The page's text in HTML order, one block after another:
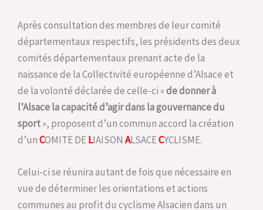
Après consultation des membres de leur comité
départementaux respectifs, les présidents des deux
comités départementaux prenant acte de la
naissance de la Collectivité européenne d’Alsace et
de la volonté déclarée de celle-ci «de donner à
l’Alsace la capacité d’agir dans la gouvernance du
sport», proposent d’un commun accord la création
d’unCOMITE DELIAISON ALSACECYCLISME.
Celui-ci se réunira autant de fois que nécessaire en
vue de déterminer les orientations et actions
communes au profit du cyclisme Alsacien dans un